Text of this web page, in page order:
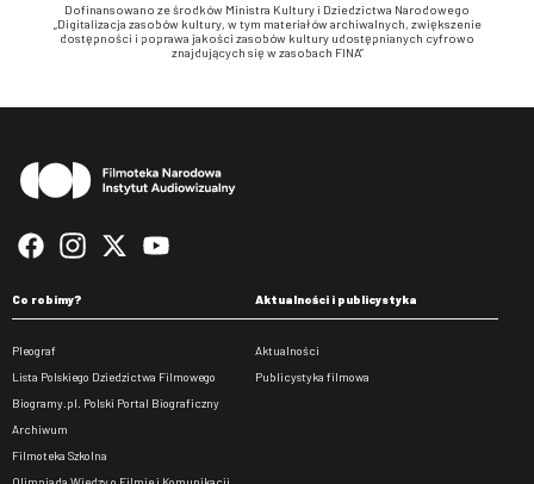
Dofinansowano ze środków Ministra Kultury i Dziedzictwa Narodowego
„Digitalizacja zasobów kultury, w tym materiałów archiwalnych, zwiększenie
dostępności i poprawa jakości zasobów kultury udostępnianych cyfrowo
znajdujących się w zasobach FINA”
Co robimy?
Pleograf
Lista Polskiego Dziedzictwa Filmowego
Biogramy.pl. Polski Portal Biograficzny
Archiwum
Filmoteka Szkolna
Aktualności i publicystyka
Aktualności
Publicystyka filmowa